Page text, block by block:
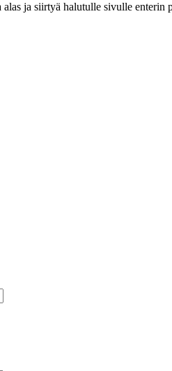
ja siirtyä halutulle sivulle